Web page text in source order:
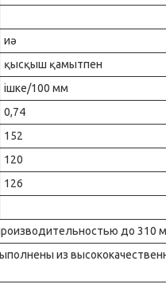
иә
қысқыш қамытпен
ішке/100 мм
0,74
152
120
126
до 310
из